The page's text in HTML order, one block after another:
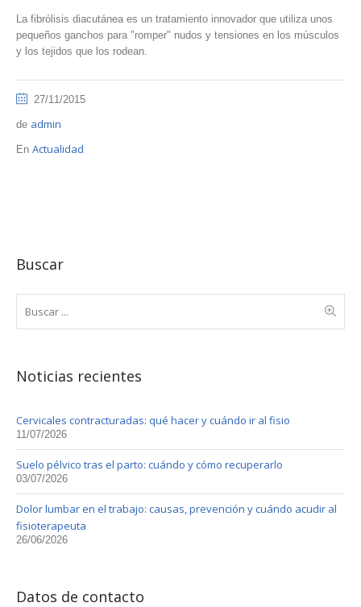
La fibrólisis diacutánea es un tratamiento innovador que utiliza unos
pequeños ganchos para "romper" nudos y tensiones en los músculos
y los tejidos que los rodean.
27/11/2015
de admin
En Actualidad
Buscar
Noticias recientes
Cervicales contracturadas: qué hacer y cuándo ir al fisio
11/07/2026
Suelo pélvico tras el parto: cuándo y cómo recuperarlo
03/07/2026
Dolor lumbar en el trabajo: causas, prevención y cuándo acudir al
fisioterapeuta
26/06/2026
Datos de contacto